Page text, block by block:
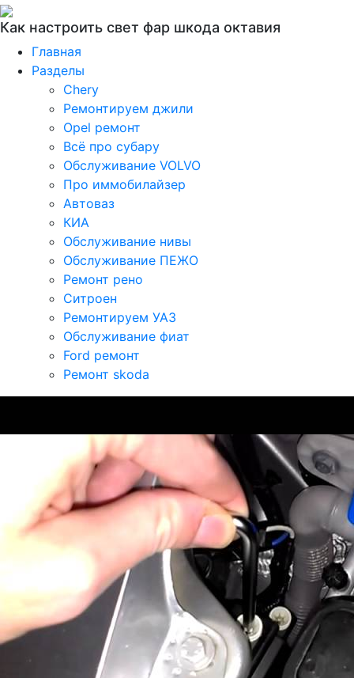
Как настроить свет фар шкода октавия
Главная
Разделы
Chery
Ремонтируем джили
Opel ремонт
Всё про субару
Обслуживание VOLVO
Про иммобилайзер
Автоваз
КИА
Обслуживание нивы
Обслуживание ПЕЖО
Ремонт рено
Ситроен
Ремонтируем УАЗ
Обслуживание фиат
Ford ремонт
Ремонт skoda